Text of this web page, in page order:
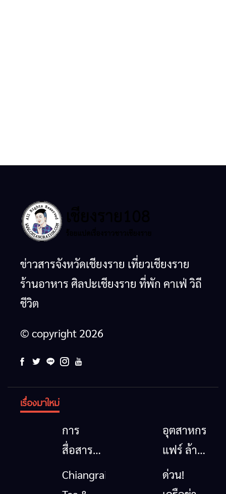
ข่าวสารจังหวัดเชียงราย เที่ยวเชียงราย
ร้านอาหาร ศิลปะเชียงราย ที่พัก คาเฟ่ วิถี
ชีวิต
© copyright 2026
เรื่องมาใหม่
การ
สื่อสาร
โทรคมนาคม
กรณีภัย
อุตสาหกรรม
แฟร์ ล้าน
นาตะวัน
ออก
Chiangrai
ด่วน!